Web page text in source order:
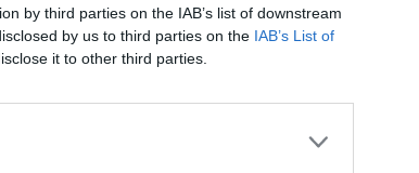
by third parties on the IAB’s list of downstream
by us to third parties on the IAB’s List of
it to other third parties.
- állítja a minisztérium. A válaszadók 40 százaléka